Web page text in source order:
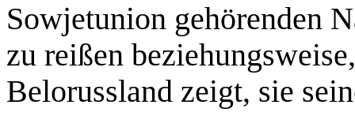
Sowjetunion gehörenden
zu reißen
Belorussland zeigt, sie